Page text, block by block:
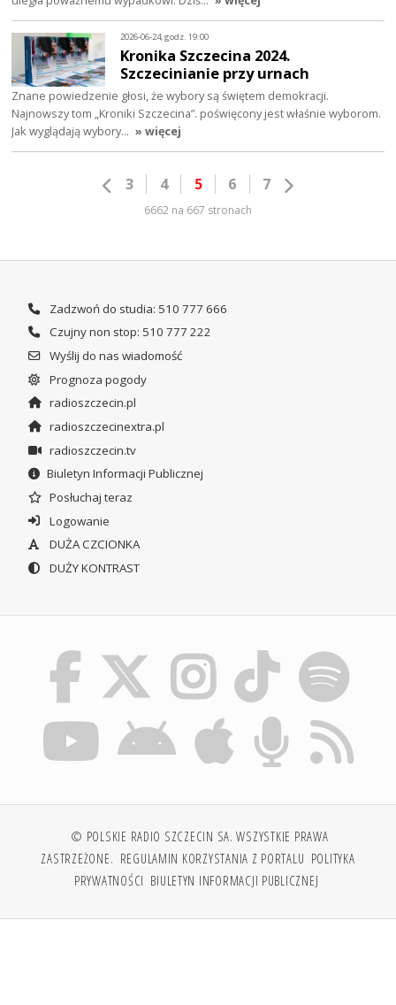
2026-06-24, godz. 19:00
Kronika Szczecina 2024.
Szczecinianie przy urnach
Znane powiedzenie głosi, że wybory są świętem demokracji.
Najnowszy tom „Kroniki Szczecina”. poświęcony jest właśnie wyborom.
Jak wyglądają wybory… » więcej
3 4 5 6 7
6662 na 667 stronach
Zadzwoń do studia: 510 777 666
Czujny non stop: 510 777 222
Wyślij do nas wiadomość
Prognoza pogody
radioszczecin.pl
radioszczecinextra.pl
radioszczecin.tv
Biuletyn Informacji Publicznej
Posłuchaj teraz
Logowanie
DUŻA CZCIONKA
DUŻY KONTRAST
© POLSKIE RADIO SZCZECIN SA. WSZYSTKIE PRAWA
ZASTRZEŻONE. REGULAMIN KORZYSTANIA Z PORTALU POLITYKA
PRYWATNOŚCI BIULETYN INFORMACJI PUBLICZNEJ